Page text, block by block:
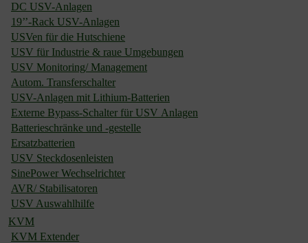
DC USV-Anlagen
19’’-Rack USV-Anlagen
USVen für die Hutschiene
USV für Industrie & raue Umgebungen
USV Monitoring/ Management
Autom. Transferschalter
USV-Anlagen mit Lithium-Batterien
Externe Bypass-Schalter für USV Anlagen
Batterieschränke und -gestelle
Ersatzbatterien
USV Steckdosenleisten
SinePower Wechselrichter
AVR/ Stabilisatoren
USV Auswahlhilfe
KVM
KVM Extender